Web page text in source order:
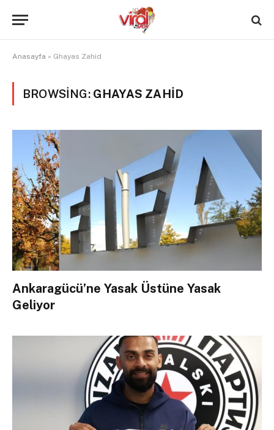
Anasayfa » Ghayas Zahid
BROWSING: GHAYAS ZAHID
Ankaragücü’ne Yasak Üstüne Yasak
Geliyor